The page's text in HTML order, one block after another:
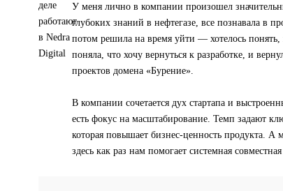
У меня лично в компании произошел
глубоких знаний в нефтегазе, все познавала в
потом решила на время уйти — хотелось понять,
поняла, что хочу вернуться к разработке, и
проектов домена «Бурение».
В компании сочетается дух стартапа и
есть фокус на масштабирование. Темп задают
которая повышает бизнес-ценность продукта. А
здесь как раз нам помогает системная